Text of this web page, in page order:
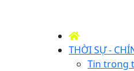
THỜI SỰ -
Tin trong